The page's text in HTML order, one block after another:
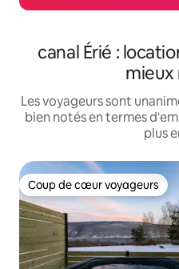
canal Érié :
mieux
Les voyageurs sont
bien notés en termes
plus
Coup de cœur voyageurs
Coup de cœur voyageurs